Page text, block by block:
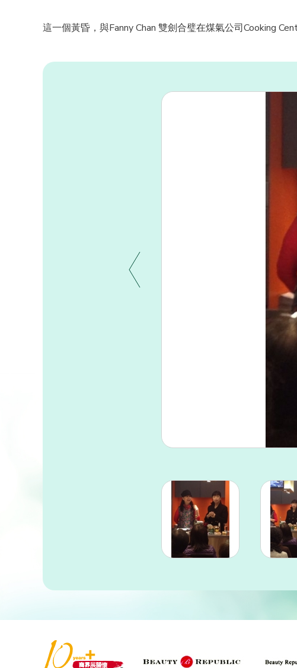
這一個黃昏，與Fanny Chan 雙劍合璧在煤氣公司Cooking